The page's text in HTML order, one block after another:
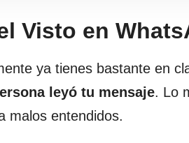
Visto en
ya tienes bastante en
leyó tu mensaje. Lo
malos entendidos.